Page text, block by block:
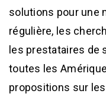
solutions pour une
régulière, les
les prestataires de
toutes les
propositions sur